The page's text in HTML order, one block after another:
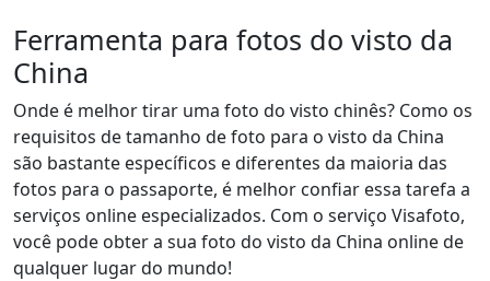
Ferramenta para fotos do visto da
China
Onde é melhor tirar uma foto do visto chinês? Como os
requisitos de tamanho de foto para o visto da China
são bastante específicos e diferentes da maioria das
fotos para o passaporte, é melhor confiar essa tarefa a
serviços online especializados. Com o serviço Visafoto,
você pode obter a sua foto do visto da China online de
qualquer lugar do mundo!